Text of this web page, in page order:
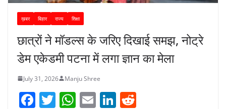
ख़बर बिहार राज्य शिक्षा
छात्रों ने मॉडल्स के जरिए दिखाई समझ, नोट्रे
डेम एकेडमी पटना में लगा ज्ञान का मेला
July 31, 2026 Manju Shree
F T W E Li